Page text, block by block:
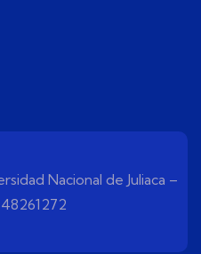
Nacional de Juliaca –